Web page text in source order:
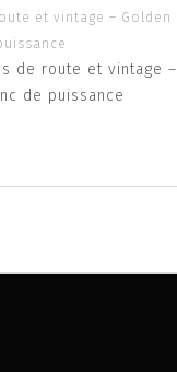
et vintage – Golden
de route et vintage –
de puissance